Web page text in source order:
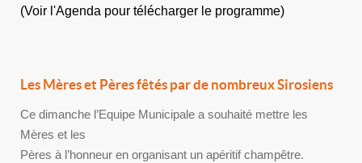
(Voir l'Agenda pour télécharger le programme)
Les Mères et Pères fêtés par de nombreux Sirosiens
Ce dimanche l’Equipe Municipale a souhaité mettre les
Mères et les
Pères à l’honneur en organisant un apéritif champêtre.